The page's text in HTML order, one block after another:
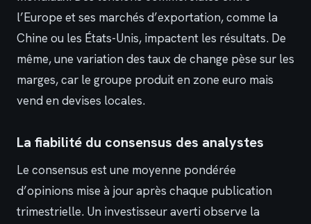
l’Europe et ses marchés d’exportation, comme la
Chine ou les États-Unis, impactent les résultats. De
même, une variation des taux de change pèse sur les
marges, car le groupe produit en zone euro mais
vend en devises locales.
La fiabilité du consensus des analystes
Le consensus est une moyenne pondérée
d’opinions mise à jour après chaque publication
trimestrielle. Un investisseur averti observe la